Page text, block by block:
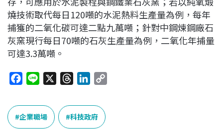
燒技術取代每日120噸的水泥熱料生產量為例，每年
捕獲的二氧化碳可達二點九萬噸；針對中鋼煉鋼廠石
灰窯現行每日70噸的石灰生產量為例，二氧化年捕量
可達3.3萬噸。
c
e
b
n
e
r
e
a
n
k
e
企業職場 科技政府